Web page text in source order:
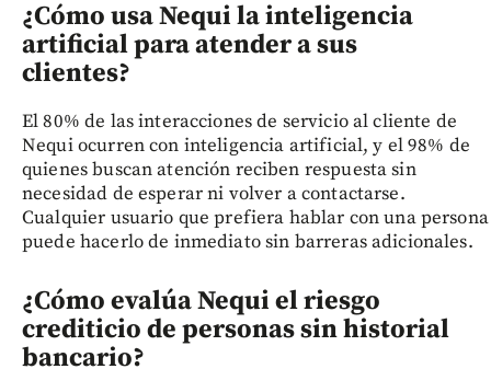
¿Cómo usa Nequi la inteligencia
artificial para atender a sus
clientes?
El 80% de las interacciones de servicio al cliente de
Nequi ocurren con inteligencia artificial, y el 98% de
quienes buscan atención reciben respuesta sin
necesidad de esperar ni volver a contactarse.
Cualquier usuario que prefiera hablar con una persona
puede hacerlo de inmediato sin barreras adicionales.
¿Cómo evalúa Nequi el riesgo
crediticio de personas sin historial
bancario?